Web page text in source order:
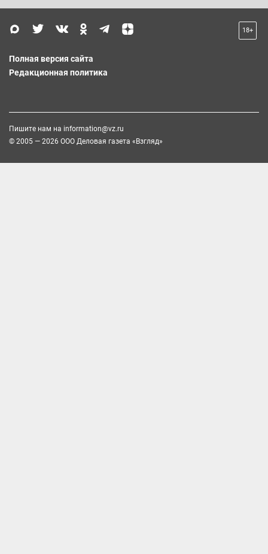
18+
Полная версия сайта
Редакционная политика
Пишите нам на information@vz.ru
© 2005 — 2026 ООО Деловая газета «Взгляд»